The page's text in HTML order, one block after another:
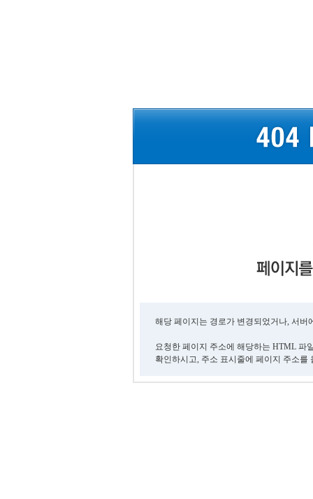
해당 페이지는 경로가 변경되었거나, 서
요청한 페이지 주소에 해당하는 HTML 파
확인하시고, 주소 표시줄에 페이지 주소